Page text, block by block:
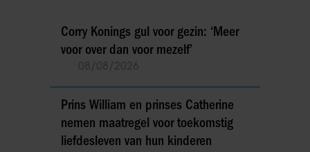
Corry Konings gul voor gezin: ‘Meer
voor over dan voor mezelf’
Prins William en prinses Catherine
nemen maatregel voor toekomstig
liefdesleven van hun kinderen